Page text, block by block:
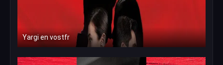
Yargi en vostfr